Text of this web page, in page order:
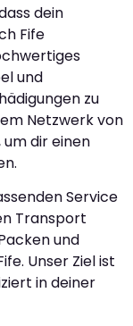
dein
Fife
und
zu
Netzwerk von
dir einen
Service
Transport
und
Unser Ziel ist
in deiner